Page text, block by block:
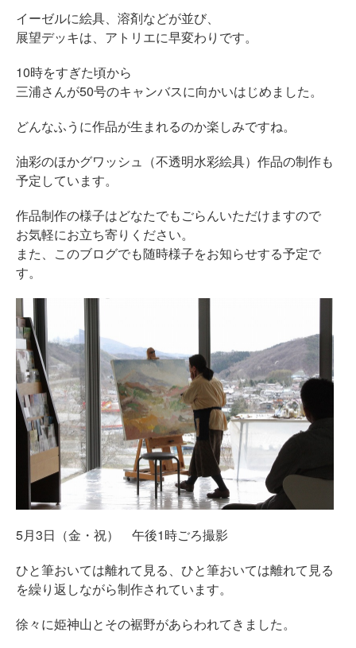
イーゼルに絵具、溶剤などが並び、
展望デッキは、アトリエに早変わりです。
10時をすぎた頃から
三浦さんが50号のキャンバスに向かいはじめました。
どんなふうに作品が生まれるのか楽しみですね。
油彩のほかグワッシュ（不透明水彩絵具）作品の制作も
予定しています。
作品制作の様子はどなたでもごらんいただけますので
お気軽にお立ち寄りください。
また、このブログでも随時様子をお知らせする予定で
す。
5月3日（金・祝） 午後1時ごろ撮影
ひと筆おいては離れて見る、ひと筆おいては離れて見る
を繰り返しながら制作されています。
徐々に姫神山とその裾野があらわれてきました。